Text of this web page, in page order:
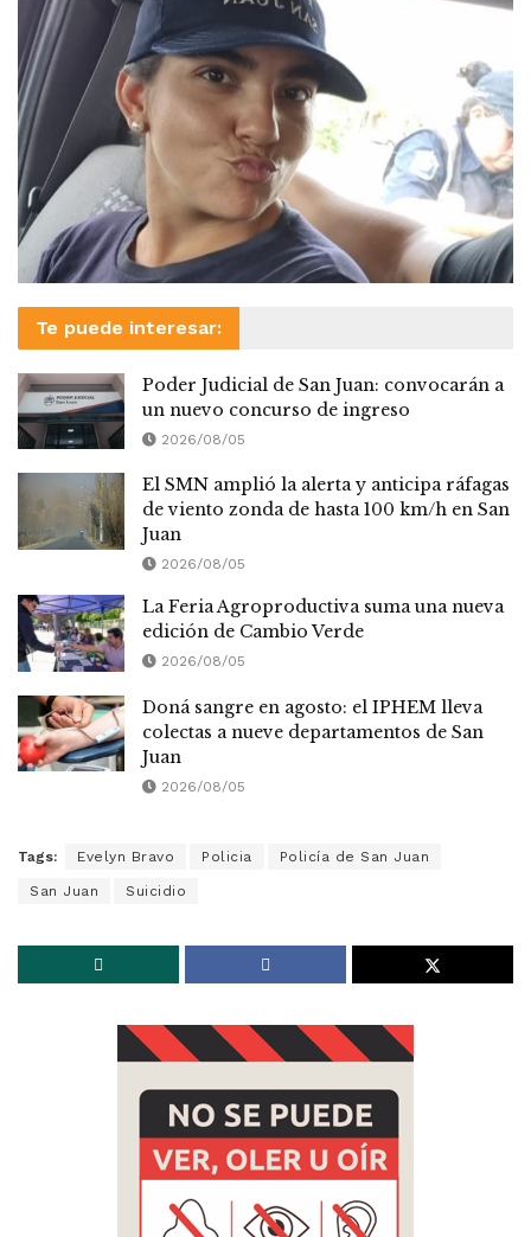
Te puede interesar:
Poder Judicial de San Juan: convocarán a
un nuevo concurso de ingreso
2026/08/05
El SMN amplió la alerta y anticipa ráfagas
de viento zonda de hasta 100 km/h en San
Juan
2026/08/05
La Feria Agroproductiva suma una nueva
edición de Cambio Verde
2026/08/05
Doná sangre en agosto: el IPHEM lleva
colectas a nueve departamentos de San
Juan
2026/08/05
Tags: Evelyn Bravo Policia Policía de San Juan
San Juan Suicidio